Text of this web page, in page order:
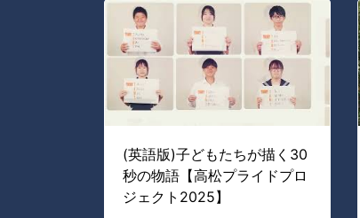
(英語版)子どもたちが描く30
秒の物語【高松プライドプロ
ジェクト2025】